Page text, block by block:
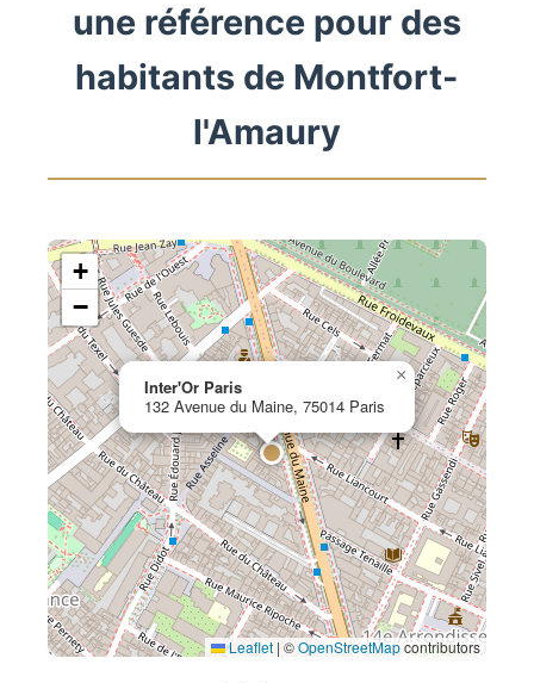
une référence pour des
habitants de Montfort-
l'Amaury
Inter'Or Paris
132 Avenue du Maine, 75014 Paris
×
+
−
Leaflet | ©OpenStreetMapcontributors